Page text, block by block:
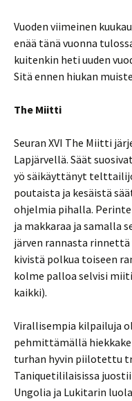
Vuoden viimeinen
enää tänä vuonna
kuitenkin heti uuden
Sitä ennen hiukan
The Miitti
Seuran XVI The Miitti
Lapjärvellä. Säät
yö säikäyttänyt
poutaista ja kesäistä
ohjelmia pihalla.
ja makkaraa ja samalla
järven rannasta rinnettä
kivistä polkua toiseen
kolme palloa selvisi
kaikki).
Virallisempia kilpailuja
pehmittämällä
turhan hyvin piilotettu
Taniquetililaisissa
Ungolia ja Lukitarin